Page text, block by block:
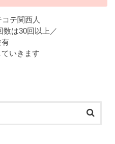
テ関西人
は30回以上／
いきます